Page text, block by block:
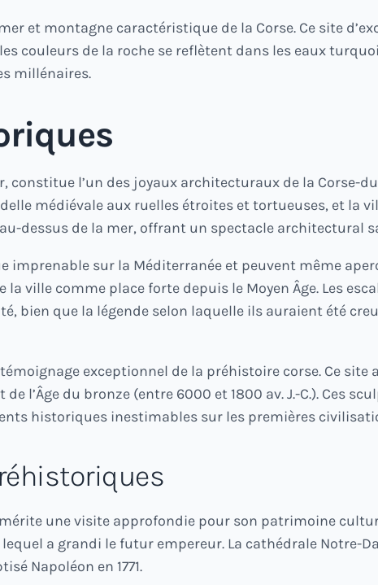
et montagne caractéristique de la Corse. Ce site
couleurs de la roche se reflètent dans les eaux
millénaires.
constitue l’un des joyaux architecturaux de la Corse-
médiévale aux ruelles étroites et tortueuses, et la
dessus de la mer, offrant un spectacle architectural
imprenable sur la Méditerranée et peuvent même
ville comme place forte depuis le Moyen Âge. Les
bien que la légende selon laquelle ils auraient été
exceptionnel de la préhistoire corse. Ce
l’Âge du bronze (entre 6000 et 1800 av. J.-C.). Ces
historiques inestimables sur les premières
une visite approfondie pour son patrimoine
a grandi le futur empereur. La cathédrale Notre-
Napoléon en 1771.